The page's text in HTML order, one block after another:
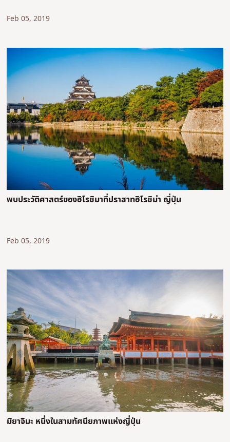
Feb 05, 2019
พบประวัติศาสตร์ของฮิโรชิมาที่ปราสาทฮิโรชิม่า ญี่ปุ่น
Feb 05, 2019
มิยาจิมะ หนึ่งในสามทัศนียภาพแห่งญี่ปุ่น